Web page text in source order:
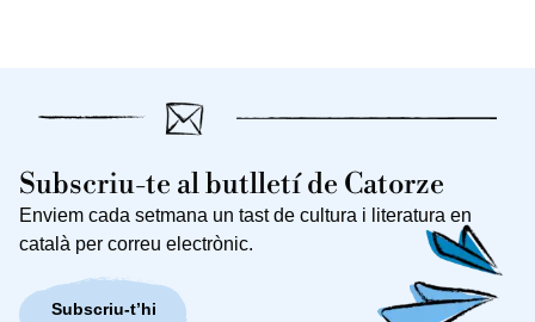
Subscriu-te al butlletí de Catorze
Enviem cada setmana un tast de cultura i literatura en
català per correu electrònic.
Subscriu-t’hi